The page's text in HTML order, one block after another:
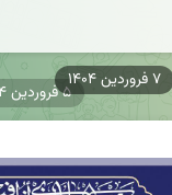
۵ فروردین ۱۴۰۴